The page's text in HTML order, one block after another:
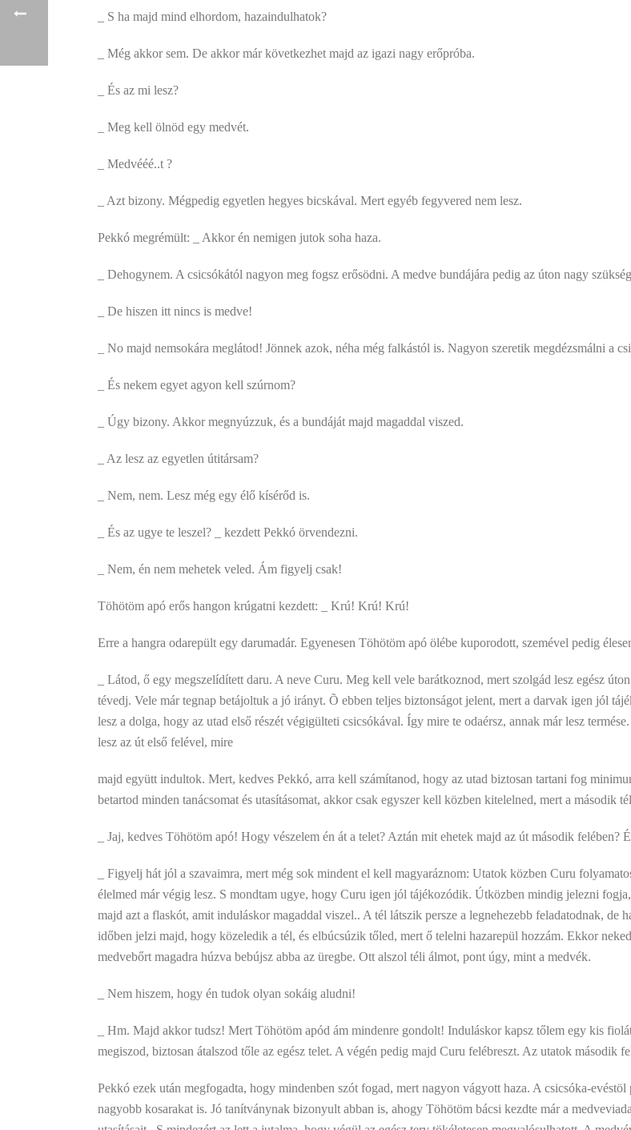
_ S ha majd mind elhordom, hazaindulhatok?
_ Még akkor sem. De akkor már következhet majd az igazi nagy erőpróba.
_ És az mi lesz?
_ Meg kell ölnöd egy medvét.
­_ Medvééé..t ?
_ Azt bizony. Mégpedig egyetlen hegyes bicskával. Mert egyéb fegyvered nem lesz.
Pekkó megrémült: _ Akkor én nemigen jutok soha haza.
_ Dehogynem. A csicsókától nagyon meg fogsz erősödni. A medve bundájára pedig az úton nagy
_ De hiszen itt nincs is medve!
_ No majd nemsokára meglátod! Jönnek azok, néha még falkástól is. Nagyon szeretik megdézsmálni a
_ És nekem egyet agyon kell szúrnom?
_ Úgy bizony. Akkor megnyúzzuk, és a bundáját majd magaddal viszed.
_ Az lesz az egyetlen útitársam?
_ Nem, nem. Lesz még egy élő kísérőd is.
_ És az ugye te leszel? _ kezdett Pekkó örvendezni.
_ Nem, én nem mehetek veled. Ám figyelj csak!
Töhötöm apó erős hangon krúgatni kezdett: _ Krú! Krú! Krú!
Erre a hangra odarepült egy darumadár. Egyenesen Töhötöm apó ölébe kuporodott, szemével pedig
_ Látod, ő egy megszelídített daru. A neve Curu. Meg kell vele barátkoznod, mert szolgád lesz egész
tévedj. Vele már tegnap betájoltuk a jó irányt. Õ ebben teljes biztonságot jelent, mert a darvak igen jól
lesz a dolga, hogy az utad első részét végigülteti csicsókával. Így mire te odaérsz, annak már lesz
lesz az út első felével, mire
majd együtt indultok. Mert, kedves Pekkó, arra kell számítanod, hogy az utad biztosan tartani fog
betartod minden tanácsomat és utasításomat, akkor csak egyszer kell közben kitelelned, mert a második
_ Jaj, kedves Töhötöm apó! Hogy vészelem én át a telet? Aztán mit ehetek majd az út második felében?
_ Figyelj hát jól a szavaimra, mert még sok mindent el kell magyaráznom: Utatok közben Curu
élelmed már végig lesz. S mondtam ugye, hogy Curu igen jól tájékozódik. Útközben mindig jelezni
majd azt a flaskót, amit induláskor magaddal viszel.. A tél látszik persze a legnehezebb feladatodnak,
időben jelzi majd, hogy közeledik a tél, és elbúcsúzik tőled, mert ő telelni hazarepül hozzám. Ekkor
medvebőrt magadra húzva bebújsz abba az üregbe. Ott alszol téli álmot, pont úgy, mint a medvék.
_ Nem hiszem, hogy én tudok olyan sokáig aludni!
_ Hm. Majd akkor tudsz! Mert Töhötöm apód ám mindenre gondolt! Induláskor kapsz tőlem egy kis
megiszod, biztosan átalszod tőle az egész telet. A végén pedig majd Curu felébreszt. Az utatok második
Pekkó ezek után megfogadta, hogy mindenben szót fogad, mert nagyon vágyott haza. A csicsóka-
nagyobb kosarakat is. Jó tanítványnak bizonyult abban is, ahogy Töhötöm bácsi kezdte már a